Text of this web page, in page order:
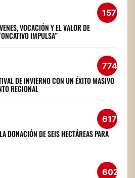
1572
VOCACIÓN Y EL VALOR DE
IMPULSA”
774
DE INVIERNO CON UN ÉXITO MASIVO
REGIONAL
617
DONACIÓN DE SEIS HECTÁREAS PARA
602